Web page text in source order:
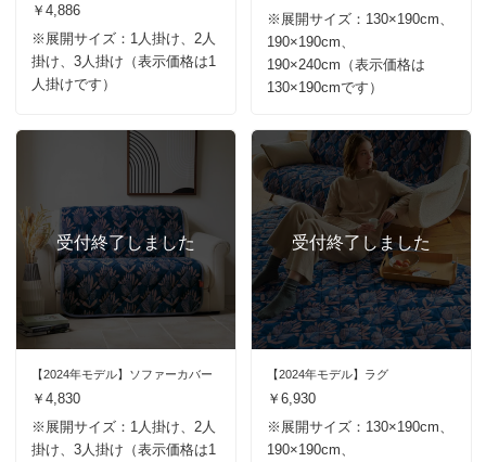
￥4,886
※展開サイズ：1人掛け、2人
掛け、3人掛け（表示価格は1
人掛けです）
※展開サイズ：130×190cm、
190×190cm、
190×240cm（表示価格は
130×190cmです）
【2024年モデル】ソファーカバー
￥4,830
※展開サイズ：1人掛け、2人
掛け、3人掛け（表示価格は1
【2024年モデル】ラグ
￥6,930
※展開サイズ：130×190cm、
190×190cm、